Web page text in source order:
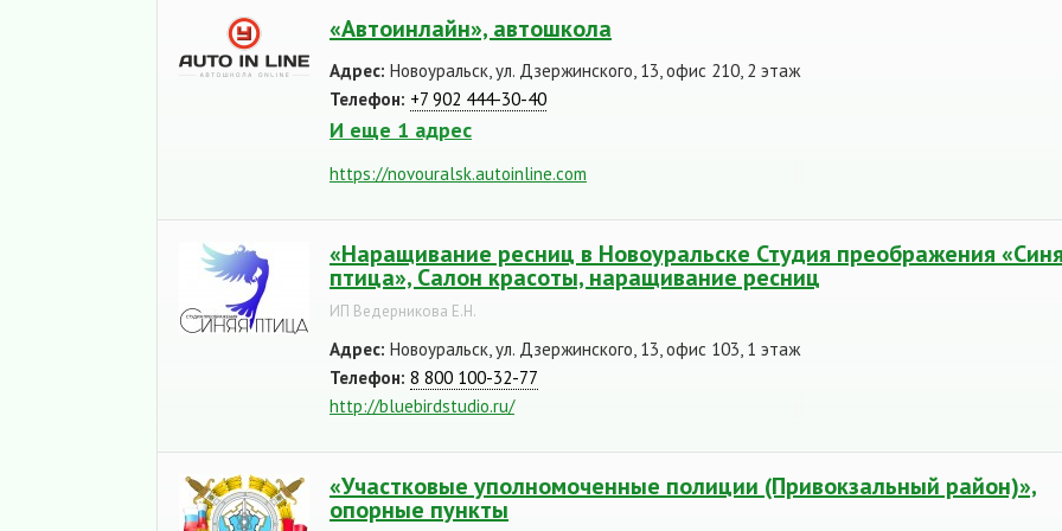
«Автоинлайн», автошкола
Адрес: Новоуральск, ул. Дзержинского, 13, офис 210, 2 этаж
Телефон: +7 902 444-30-40
И еще 1 адрес
https://novouralsk.autoinline.com
«Наращивание ресниц в Новоуральске Студия преображения
птица», Салон красоты, наращивание ресниц
ИП Ведерникова Е.Н.
Адрес: Новоуральск, ул. Дзержинского, 13, офис 103, 1 этаж
Телефон: 8 800 100-32-77
http://bluebirdstudio.ru/
«Участковые уполномоченные полиции (Привокзальный район)»,
опорные пункты